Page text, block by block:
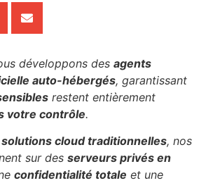
développons des agents
auto-hébergés, garantissant
restent entièrement
votre contrôle.
solutions cloud traditionnelles, nos
sur des serveurs privés en
confidentialité totale et une